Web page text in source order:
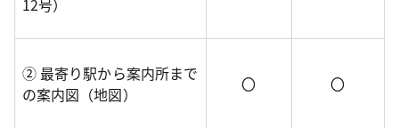
12号）
② 最寄り駅から案内所まで
の案内図（地図）
〇 〇